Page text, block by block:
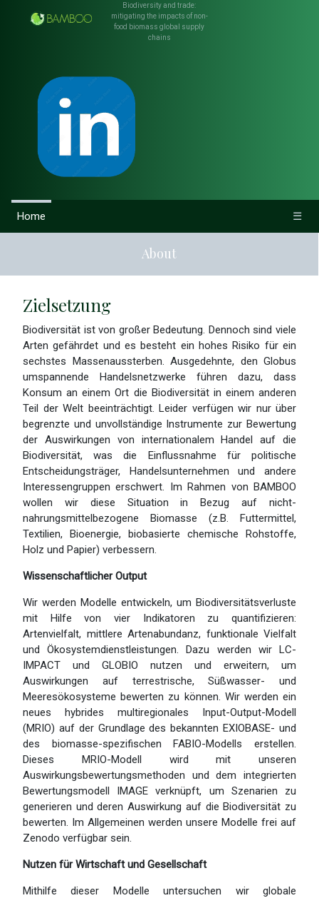
Biodiversity and trade:
mitigating the impacts of non-
food biomass global supply
chains
Home ☰
About
Zielsetzung
Biodiversität ist von großer Bedeutung. Dennoch sind viele
Arten gefährdet und es besteht ein hohes Risiko für ein
sechstes Massenaussterben. Ausgedehnte, den Globus
umspannende Handelsnetzwerke führen dazu, dass
Konsum an einem Ort die Biodiversität in einem anderen
Teil der Welt beeinträchtigt. Leider verfügen wir nur über
begrenzte und unvollständige Instrumente zur Bewertung
der Auswirkungen von internationalem Handel auf die
Biodiversität, was die Einflussnahme für politische
Entscheidungsträger, Handelsunternehmen und andere
Interessengruppen erschwert. Im Rahmen von BAMBOO
wollen wir diese Situation in Bezug auf nicht-
nahrungsmittelbezogene Biomasse (z.B. Futtermittel,
Textilien, Bioenergie, biobasierte chemische Rohstoffe,
Holz und Papier) verbessern.
Wissenschaftlicher Output
Wir werden Modelle entwickeln, um Biodiversitätsverluste
mit Hilfe von vier Indikatoren zu quantifizieren:
Artenvielfalt, mittlere Artenabundanz, funktionale Vielfalt
und Ökosystemdienstleistungen. Dazu werden wir LC-
IMPACT und GLOBIO nutzen und erweitern, um
Auswirkungen auf terrestrische, Süßwasser- und
Meeresökosysteme bewerten zu können. Wir werden ein
neues hybrides multiregionales Input-Output-Modell
(MRIO) auf der Grundlage des bekannten EXIOBASE- und
des biomasse-spezifischen FABIO-Modells erstellen.
Dieses MRIO-Modell wird mit unseren
Auswirkungsbewertungsmethoden und dem integrierten
Bewertungsmodell IMAGE verknüpft, um Szenarien zu
generieren und deren Auswirkung auf die Biodiversität zu
bewerten. Im Allgemeinen werden unsere Modelle frei auf
Zenodo verfügbar sein.
Nutzen für Wirtschaft und Gesellschaft
Mithilfe dieser Modelle untersuchen wir globale